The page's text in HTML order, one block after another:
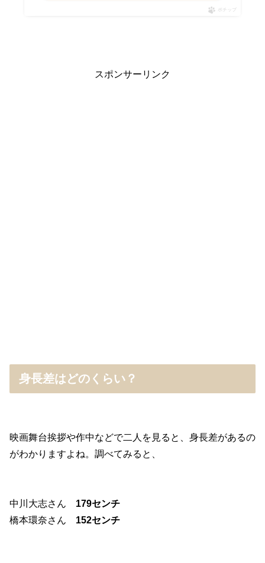
ポチップ
スポンサーリンク
身長差はどのくらい？
映画舞台挨拶や作中などで二人を見ると、身長差があるの
がわかりますよね。調べてみると、
中川大志さん 179センチ
橋本環奈さん 152センチ